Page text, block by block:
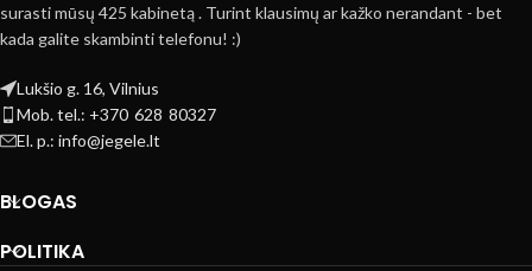
surasti mūsų 425 kabinetą . Turint klausimų ar kažko nerandant - bet
kada galite skambinti telefonu! :)
Lukšio g. 16, Vilnius
Mob. tel.: +370 628 80327
El. p.: info@jegele.lt
BLOGAS
POLITIKA